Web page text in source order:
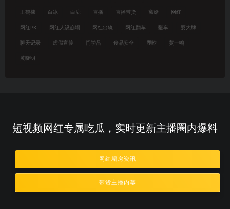
王鹤棣 白冰 白鹿 直播 直播带货 离婚 网红
网红PK 网红人设崩塌 网红出轨 网红翻车 翻车 耍大牌
聊天记录 虚假宣传 闫学晶 食品安全 鹿晗 黄一鸣
黄晓明
短视频网红专属吃瓜，实时更新主播圈内爆料
网红塌房资讯
带货主播内幕